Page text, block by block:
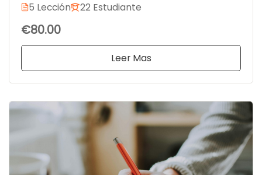
5 Lección 22 Estudiante
€80.00
Leer Mas